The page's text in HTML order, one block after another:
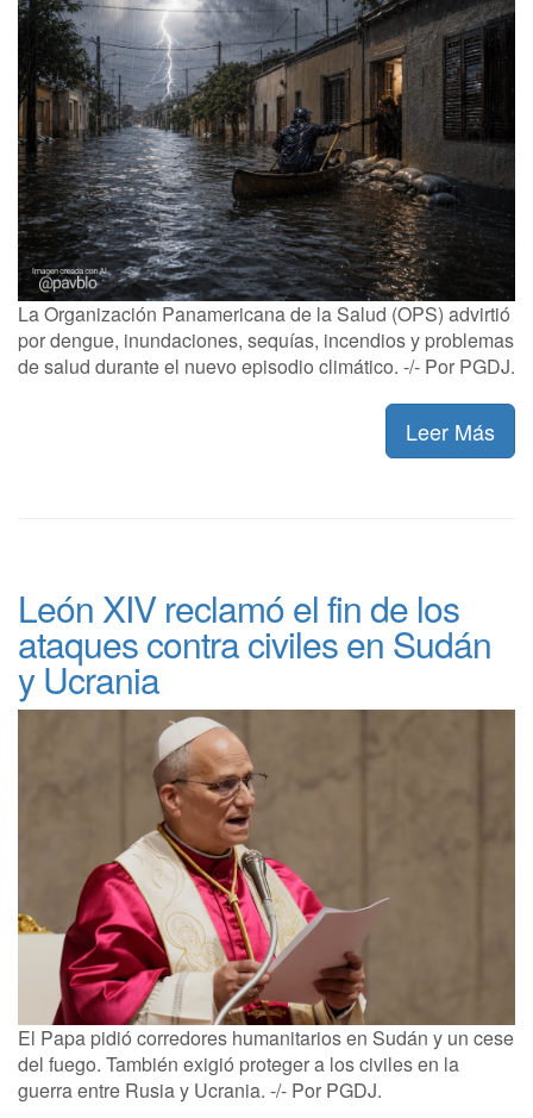
La Organización Panamericana de la Salud (OPS) advirtió
por dengue, inundaciones, sequías, incendios y problemas
de salud durante el nuevo episodio climático. -/- Por PGDJ.
Leer Más
León XIV reclamó el fin de los
ataques contra civiles en Sudán
y Ucrania
El Papa pidió corredores humanitarios en Sudán y un cese
del fuego. También exigió proteger a los civiles en la
guerra entre Rusia y Ucrania. -/- Por PGDJ.